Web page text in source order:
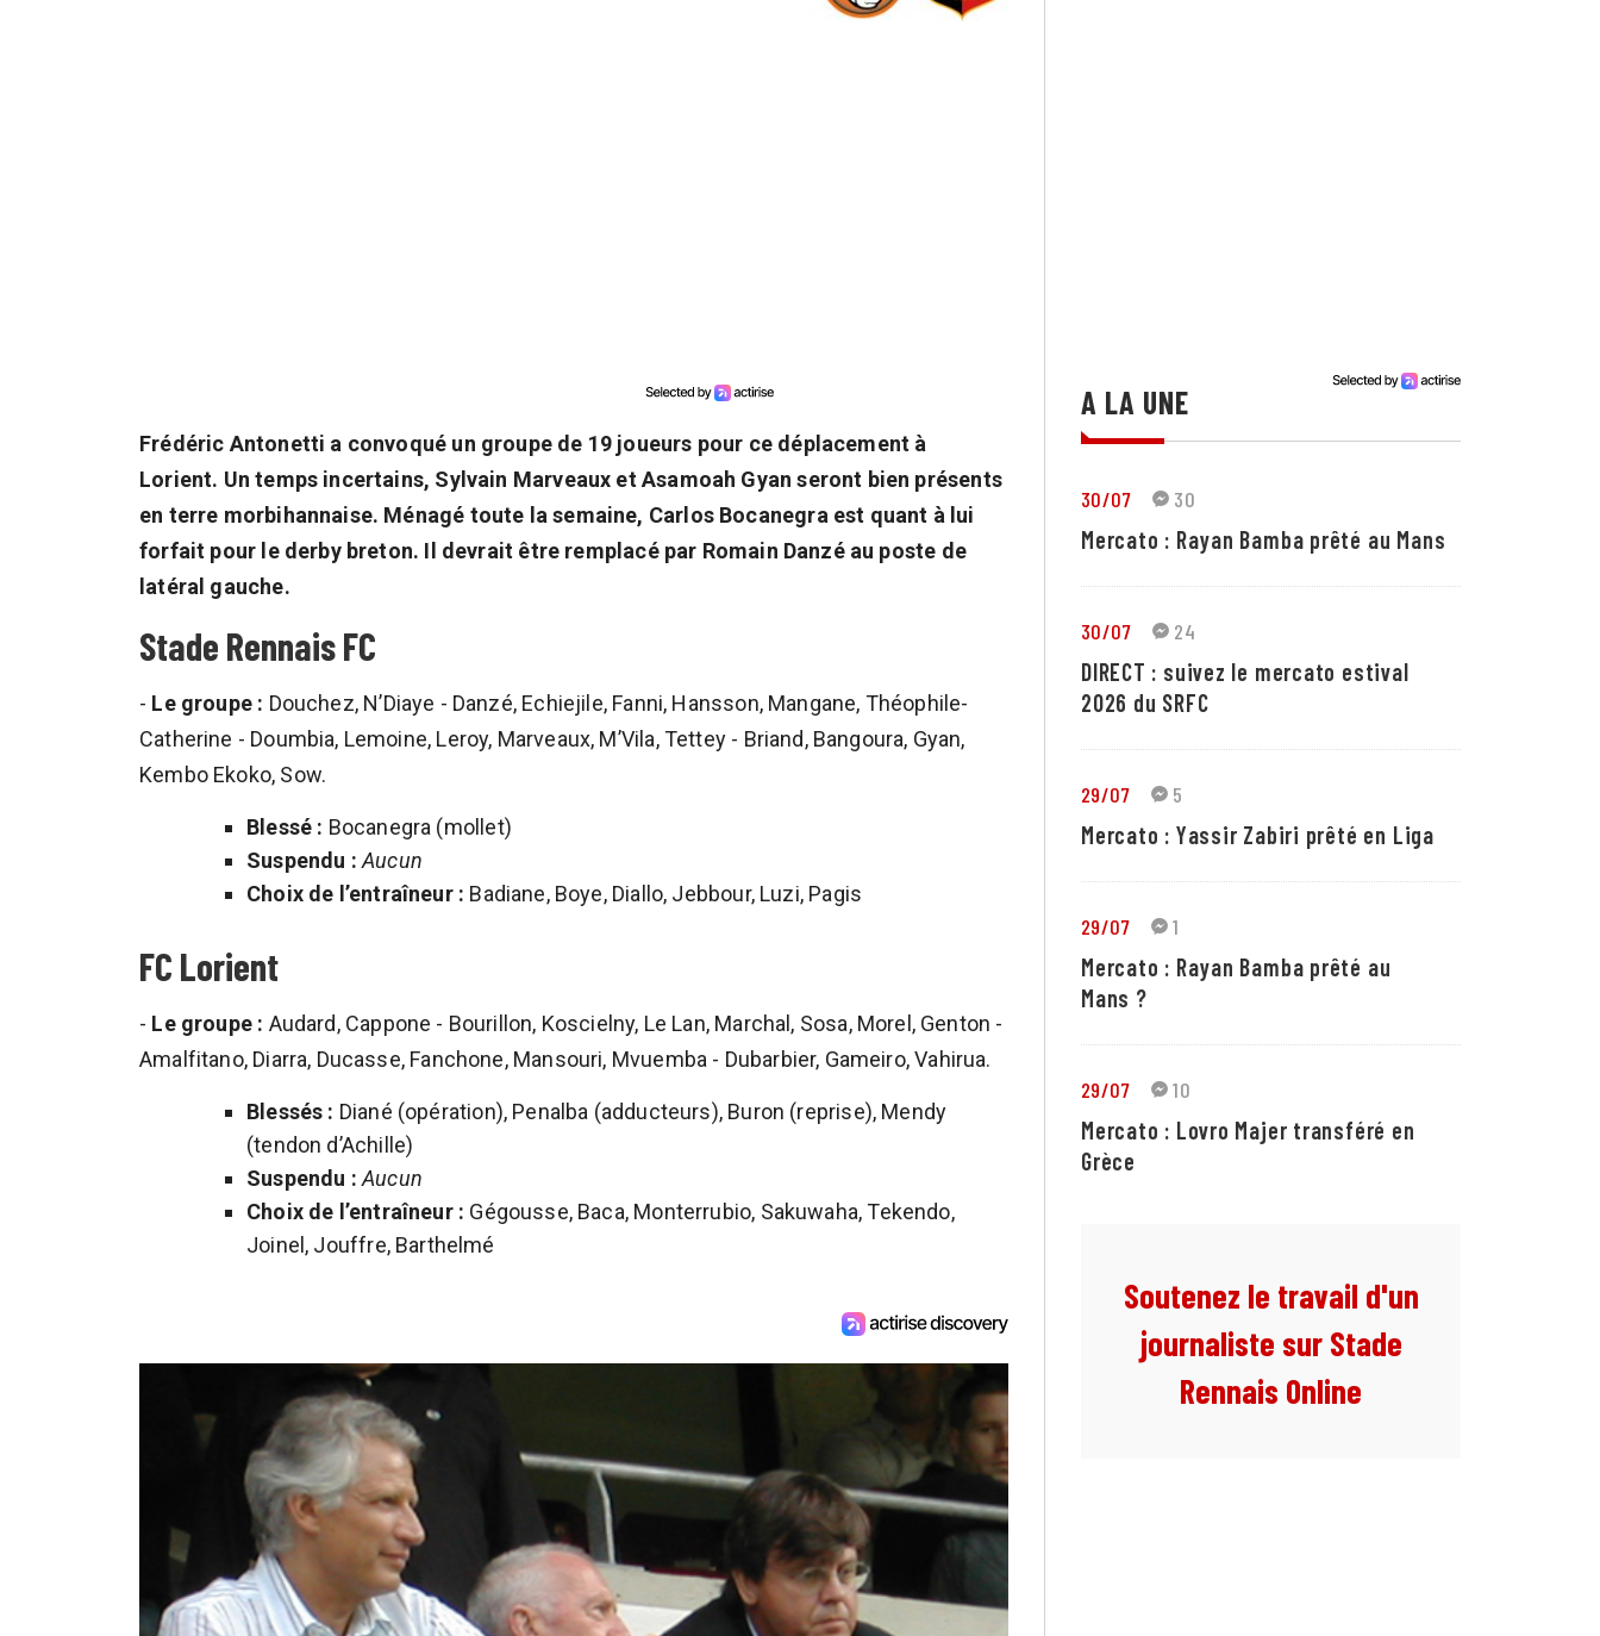
Frédéric Antonetti a convoqué un groupe de 19 joueurs pour ce déplacement à
Lorient. Un temps incertains, Sylvain Marveaux et Asamoah Gyan seront bien présents
en terre morbihannaise. Ménagé toute la semaine, Carlos Bocanegra est quant à lui
forfait pour le derby breton. Il devrait être remplacé par Romain Danzé au poste de
latéral gauche.
Stade Rennais FC
- Le groupe : Douchez, N’Diaye - Danzé, Echiejile, Fanni, Hansson, Mangane, Théophile-
Catherine - Doumbia, Lemoine, Leroy, Marveaux, M’Vila, Tettey - Briand, Bangoura, Gyan,
Kembo Ekoko, Sow.
Blessé : Bocanegra (mollet)
Suspendu : Aucun
Choix de l’entraîneur : Badiane, Boye, Diallo, Jebbour, Luzi, Pagis
FC Lorient
- Le groupe : Audard, Cappone - Bourillon, Koscielny, Le Lan, Marchal, Sosa, Morel, Genton -
Amalfitano, Diarra, Ducasse, Fanchone, Mansouri, Mvuemba - Dubarbier, Gameiro, Vahirua.
Blessés : Diané (opération), Penalba (adducteurs), Buron (reprise), Mendy
(tendon d’Achille)
Suspendu : Aucun
Choix de l’entraîneur : Gégousse, Baca, Monterrubio, Sakuwaha, Tekendo,
Joinel, Jouffre, Barthelmé
A LA UNE
30/07 30
Mercato : Rayan Bamba prêté au Mans
30/07 24
DIRECT : suivez le mercato estival
2026 du SRFC
29/07 5
Mercato : Yassir Zabiri prêté en Liga
29/07 1
Mercato : Rayan Bamba prêté au
Mans ?
29/07 10
Mercato : Lovro Majer transféré en
Grèce
Soutenez le travail d'un
journaliste sur Stade
Rennais Online